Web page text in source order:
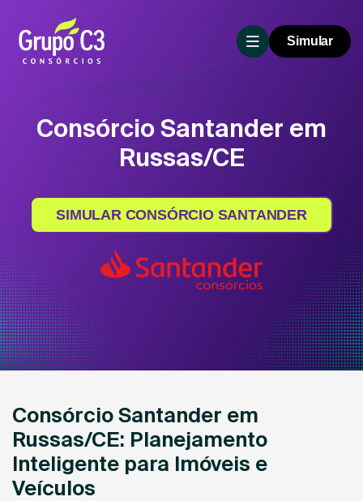
Simular
Consórcio Santander em
Russas/CE
SIMULAR CONSÓRCIO SANTANDER
Consórcio Santander em
Russas/CE: Planejamento
Inteligente para Imóveis e
Veículos